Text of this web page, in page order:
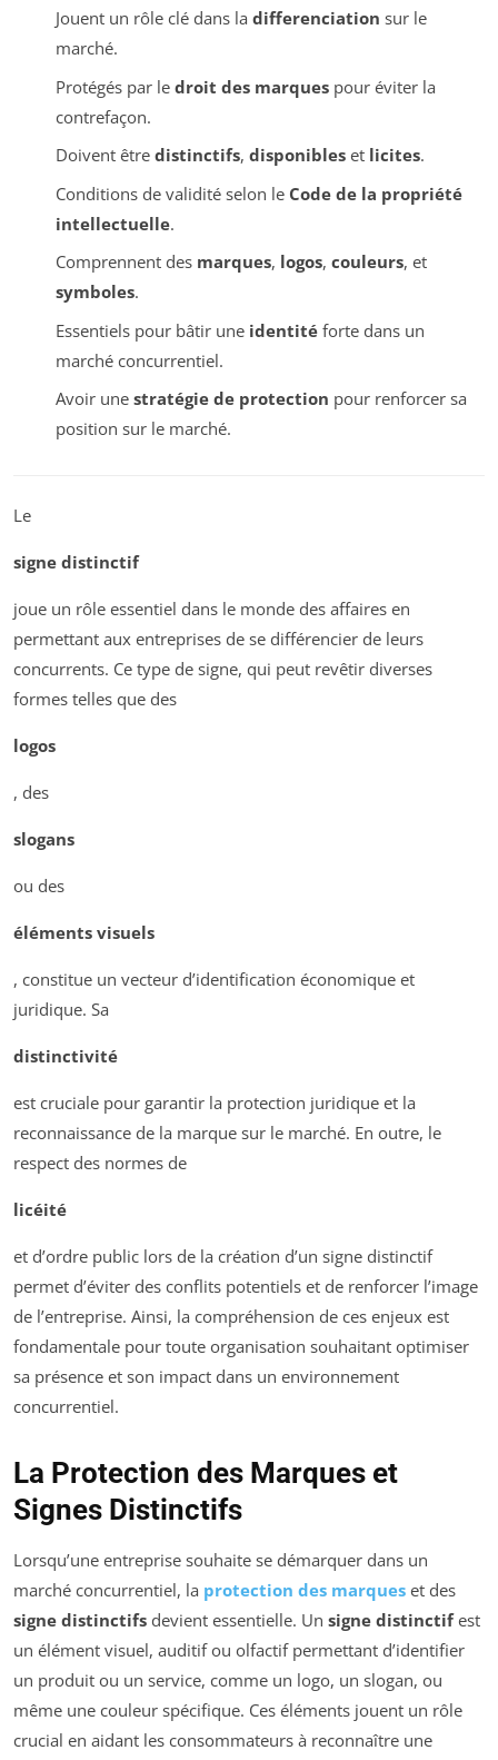
Jouent un rôle clé dans la differenciation sur le
marché.
Protégés par le droit des marquespour éviter la
contrefaçon.
Doivent être distinctifs, disponibleset licites.
Conditions de validité selon le Code de la propriété
intellectuelle.
Comprennent des marques, logos, couleurs, et
symboles.
Essentiels pour bâtir une identitéforte dans un
marché concurrentiel.
Avoir une stratégie de protection pour renforcer sa
position sur le marché.
Le
signe distinctif
joue un rôle essentiel dans le monde des affaires en
permettant aux entreprises de se différencier de leurs
concurrents. Ce type de signe, qui peut revêtir diverses
formes telles que des
logos
, des
slogans
ou des
éléments visuels
, constitue un vecteur d’identification économique et
juridique. Sa
distinctivité
est cruciale pour garantir la protection juridique et la
reconnaissance de la marque sur le marché. En outre, le
respect des normes de
licéité
et d’ordre public lors de la création d’un signe distinctif
permet d’éviter des conflits potentiels et de renforcer l’image
de l’entreprise. Ainsi, la compréhension de ces enjeux est
fondamentale pour toute organisation souhaitant optimiser
sa présence et son impact dans un environnement
concurrentiel.
La Protection des Marques et
Signes Distinctifs
Lorsqu’une entreprise souhaite se démarquer dans un
marché concurrentiel, la protection des marques et des
signe distinctifs devient essentielle. Un signe distinctifest
un élément visuel, auditif ou olfactif permettant d’identifier
un produit ou un service, comme un logo, un slogan, ou
même une couleur spécifique. Ces éléments jouent un rôle
crucial en aidant les consommateurs à reconnaître une